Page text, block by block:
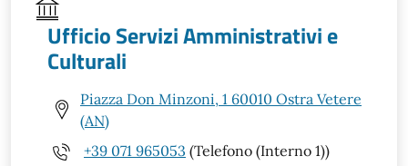
Ufficio Servizi Amministrativi e
Culturali
Piazza Don Minzoni, 1 60010 Ostra Vetere
(AN)
+39 071 965053 (Telefono (Interno 1))